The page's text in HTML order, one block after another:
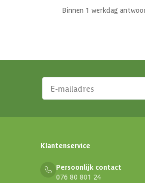
Binnen 1 werkdag
Klantenservice
Persoonlijk contact
076 80 801 24